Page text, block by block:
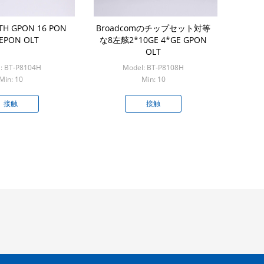
GPON 16 PON
OLT
BT-P8104H
10
接触
Broadcomのチップセット対等
な8左舷2*10GE 4*GE GPON
OLT
Model: BT-P8108H
Min: 10
接触